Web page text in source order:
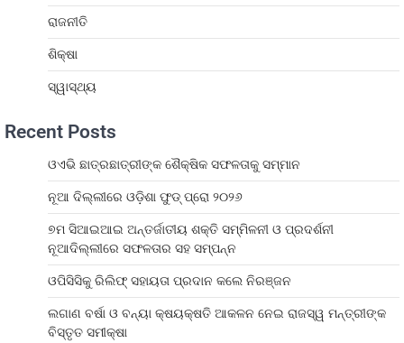
ରାଜନୀତି
ଶିକ୍ଷା
ସ୍ୱାସ୍ଥ୍ୟ
Recent Posts
ଓଏଭି ଛାତ୍ରଛାତ୍ରୀଙ୍କ ଶୈକ୍ଷିକ ସଫଳତାକୁ ସମ୍ମାନ
ନୂଆ ଦିଲ୍ଲୀରେ ଓଡ଼ିଶା ଫୁଡ୍ ପ୍ରୋ ୨୦୨୬
୭ମ ସିଆଇଆଇ ଅନ୍ତର୍ଜାତୀୟ ଶକ୍ତି ସମ୍ମିଳନୀ ଓ ପ୍ରଦର୍ଶନୀ
ନୂଆଦିଲ୍ଲୀରେ ସଫଳତାର ସହ ସମ୍ପନ୍ନ
ଓପିସିସିକୁ ରିଲିଫ୍ ସହାୟତା ପ୍ରଦାନ କଲେ ନିରଞ୍ଜନ
ଲଗାଣ ବର୍ଷା ଓ ବନ୍ୟା କ୍ଷୟକ୍ଷତି ଆକଳନ ନେଇ ରାଜସ୍ୱ ମନ୍ତ୍ରୀଙ୍କ
ବିସ୍ତୃତ ସମୀକ୍ଷା